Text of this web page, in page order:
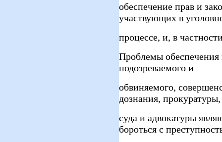
обеспечение прав и
участвующих в
процессе, и, в
Проблемы обеспечения
подозреваемого и
обвиняемого,
дознания, прокуратуры,
суда и адвокатуры
бороться с